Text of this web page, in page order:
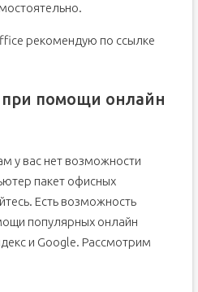
рекомендую по ссылке
помощи онлайн
у вас нет возможности
пакет офисных
Есть возможность
популярных онлайн
и Google. Рассмотрим